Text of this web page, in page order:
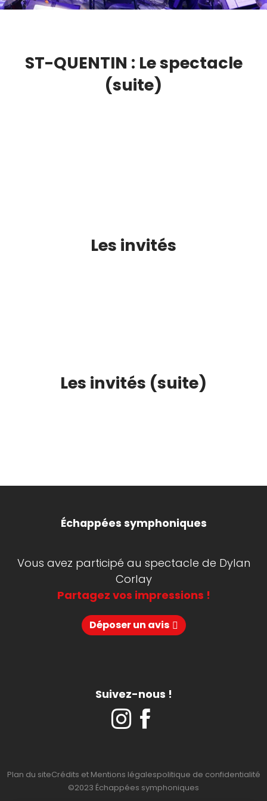
ST-QUENTIN : Le spectacle
(suite)
Les invités
Les invités (suite)
Échappées symphoniques
Vous avez participé au spectacle de Dylan
Corlay
Partagez vos impressions !
Déposer un avis
Suivez-nous !
Plan du siteCrédits et Mentions légalespolitique de confidentialité
©2023 Échappées symphoniques